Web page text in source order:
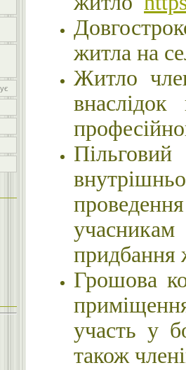
житла на
Житло
Грошова
участь у
також